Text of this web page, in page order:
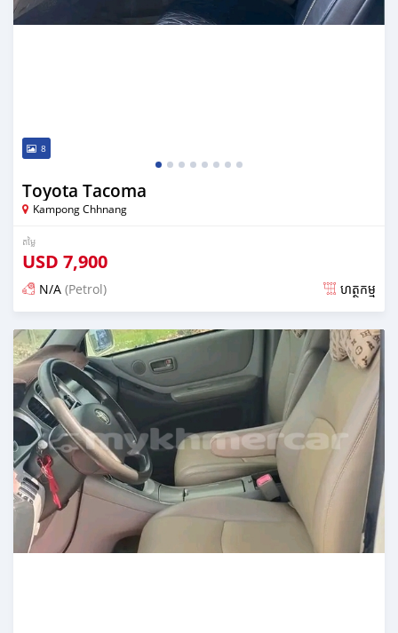
8
Toyota Tacoma
Kampong Chhnang
តម្លៃ
USD 7,900
N/A (Petrol) ហត្ថកម្ម
ប្រកាស almost 2 years មុន